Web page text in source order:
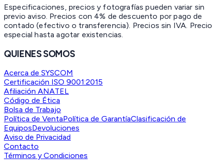
Especificaciones, precios y fotografías pueden variar sin
previo aviso. Precios con 4% de descuento por pago de
contado (efectivo o transferencia). Precios sin IVA. Precio
especial hasta agotar existencias.
QUIENES SOMOS
Acerca de SYSCOM
Certificación ISO 9001:2015
Afiliación ANATEL
Código de Ética
Bolsa de Trabajo
Política de VentaPolítica de GarantíaClasificación de
EquiposDevoluciones
Aviso de Privacidad
Contacto
Términos y Condiciones